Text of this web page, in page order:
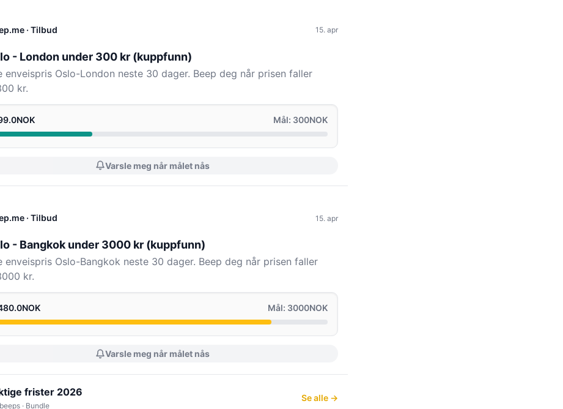
· Tilbud 15. apr
- London under 300 kr (kuppfunn)
enveispris Oslo-London neste 30 dager. Beep deg når prisen faller
kr.
Mål: 300NOK
Varsle meg når målet nås
· Tilbud 15. apr
- Bangkok under 3000 kr (kuppfunn)
enveispris Oslo-Bangkok neste 30 dager. Beep deg når prisen faller
kr.
Mål: 3000NOK
Varsle meg når målet nås
frister 2026
· Bundle
Se alle →